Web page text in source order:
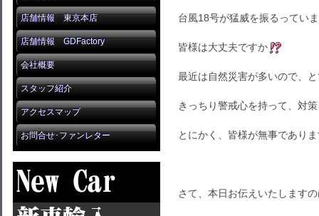
店舗情報 東京本店
店舗情報 GDFactory
会社概要
スタッフ紹介
アクセスマップ
お問合せ･ファンレター
台風18号が猛威を振るってい
皆様は大丈夫ですか
最近は自然災害が多いので、
きっちり警戒心を持って、対
とにかく、皆様が無事であり
さて、本日お伝えいたします